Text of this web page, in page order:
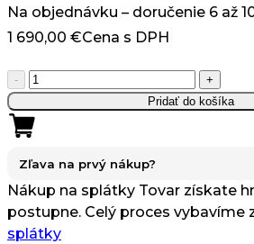
Na objednávku – doručenie 6 až
1 690,00 €Cena s DPH
-
množstvo
Medi-
Frax
ULTRA
RF
-
Frakčná
Mikroihla
+
Pridať do košíka
Zľava na prvý nákup?
Nákup na splátky Tovar získate
postupne. Celý proces vybavíme
splátky